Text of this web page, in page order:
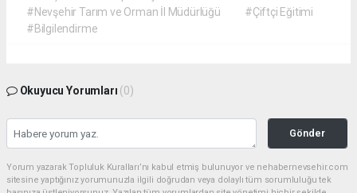
#Nevşehir Tarım ve Orman İl Müdürlüğü
#Çiftçi Eğitimi
#Bilgilendirme
Okuyucu Yorumları (0)
Gönder
Yorum yazarak Topluluk Kuralları’nı kabul etmiş bulunuyor ve nehabernevsehir.com
sitesine yaptığınız yorumunuzla ilgili doğrudan veya dolaylı tüm sorumluluğu tek